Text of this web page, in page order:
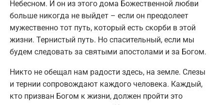
Небесном. И он из этого дома Божественной любви
больше никогда не выйдет – если он преодолеет
мужественно тот путь, который есть скорби в этой
жизни. Тернистый путь. Но спасительный, если мы
будем следовать за святыми апостолами и за Богом.
Никто не обещал нам радости здесь, на земле. Слезы
и тернии сопровождают каждого человека. Каждый,
кто призван Богом к жизни, должен пройти это